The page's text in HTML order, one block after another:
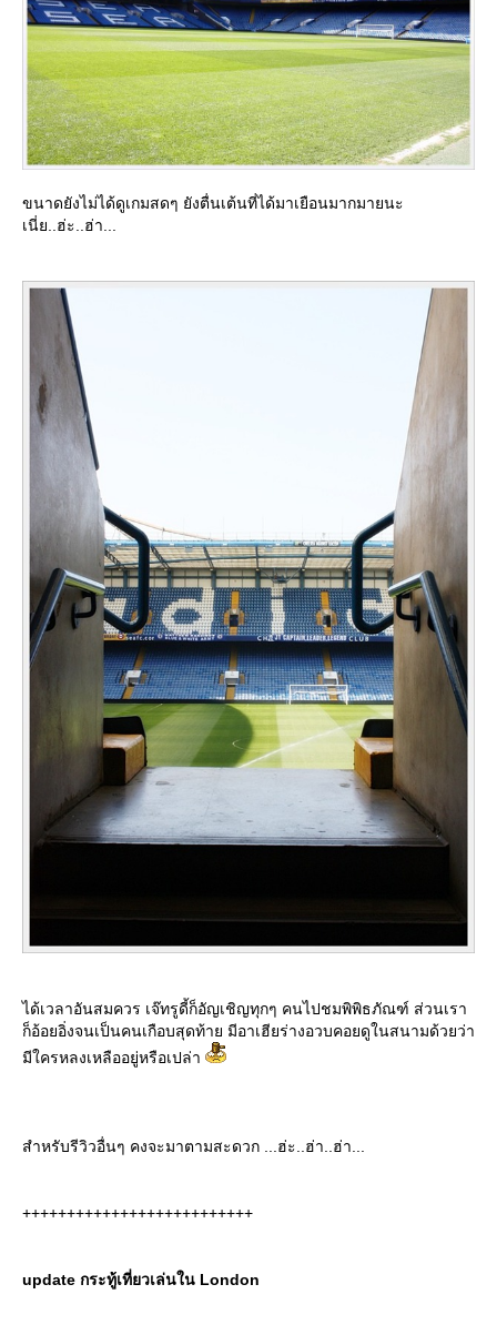
ขนาดยังไม่ได้ดูเกมสดๆ ยังตื่นเต้นที่ได้มาเยือนมากมายนะ
เนี่ย..ฮ่ะ..ฮ่า...
ได้เวลาอันสมควร เจ๊ทรูดี้ก็อัญเชิญทุกๆ คนไปชมพิพิธภัณฑ์ ส่วนเรา
ก็อ้อยอิ่งจนเป็นคนเกือบสุดท้าย มีอาเฮียร่างอวบคอยดูในสนามด้วยว่า
มีใครหลงเหลืออยู่หรือเปล่า
สำหรับรีวิวอื่นๆ คงจะมาตามสะดวก ...ฮ่ะ..ฮ่า..ฮ่า...
++++++++++++++++++++++++++
update กระทู้เที่ยวเล่นใน London